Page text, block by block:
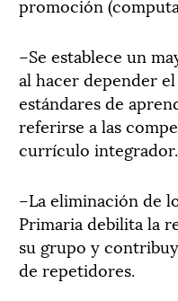
promoción
–Se establece un
al hacer depender
estándares de
referirse a las
currículo integrador.
–La eliminación de
Primaria debilita la
su grupo y
de repetidores.